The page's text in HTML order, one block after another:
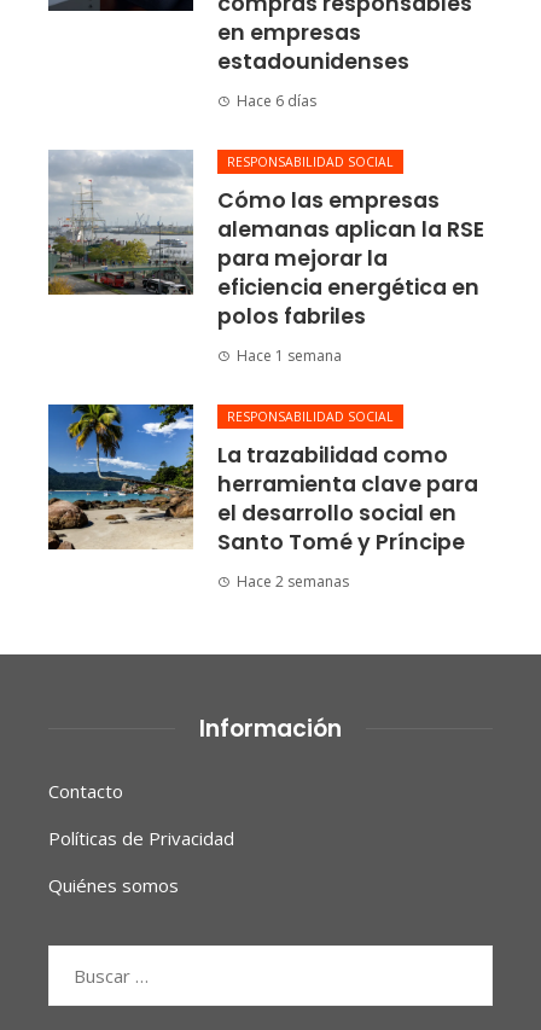
en empresas
estadounidenses
Hace 6 días
RESPONSABILIDAD SOCIAL
Cómo las empresas
alemanas aplican la RSE
para mejorar la
eficiencia energética en
polos fabriles
Hace 1 semana
RESPONSABILIDAD SOCIAL
La trazabilidad como
herramienta clave para
el desarrollo social en
Santo Tomé y Príncipe
Hace 2 semanas
Información
Contacto
Políticas de Privacidad
Quiénes somos